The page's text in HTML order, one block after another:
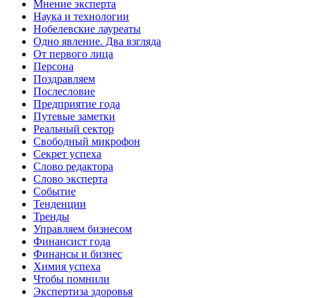
Мнение эксперта
Наука и технологии
Нобелевские лауреаты
Одно явление. Два взгляда
От первого лица
Персона
Поздравляем
Послесловие
Предприятие года
Путевые заметки
Реальный сектор
Свободный микрофон
Секрет успеха
Слово редактора
Слово эксперта
Событие
Тенденции
Тренды
Управляем бизнесом
Финансист года
Финансы и бизнес
Химия успеха
Чтобы помнили
Экспертиза здоровья